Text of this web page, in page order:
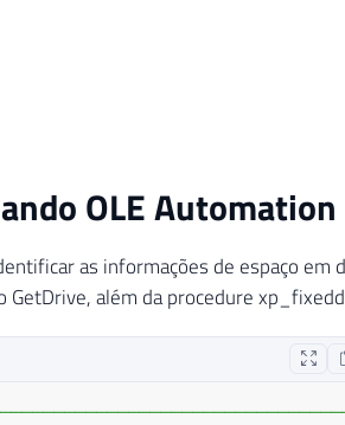
OLE Automation
as informações de espaço em
além da procedure